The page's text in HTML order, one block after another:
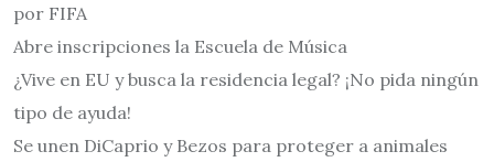
por FIFA
Abre inscripciones la Escuela de Música
¿Vive en EU y busca la residencia legal? ¡No pida ningún
tipo de ayuda!
Se unen DiCaprio y Bezos para proteger a animales